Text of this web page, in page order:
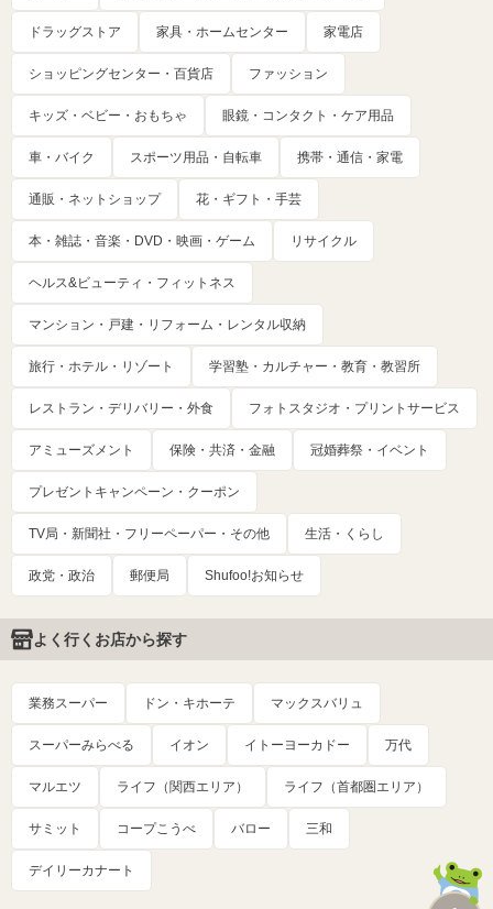
ドラッグストア 家具・ホームセンター 家電店
ショッピングセンター・百貨店 ファッション
キッズ・ベビー・おもちゃ 眼鏡・コンタクト・ケア用品
車・バイク スポーツ用品・自転車 携帯・通信・家電
通販・ネットショップ 花・ギフト・手芸
本・雑誌・音楽・DVD・映画・ゲーム リサイクル
ヘルス&ビューティ・フィットネス
マンション・戸建・リフォーム・レンタル収納
旅行・ホテル・リゾート 学習塾・カルチャー・教育・教習所
レストラン・デリバリー・外食 フォトスタジオ・プリントサービス
アミューズメント 保険・共済・金融 冠婚葬祭・イベント
プレゼントキャンペーン・クーポン
TV局・新聞社・フリーペーパー・その他 生活・くらし
政党・政治 郵便局 Shufoo!お知らせ
よく行くお店から探す
業務スーパー ドン・キホーテ マックスバリュ
スーパーみらべる イオン イトーヨーカドー 万代
マルエツ ライフ（関西エリア） ライフ（首都圏エリア）
サミット コープこうべ バロー 三和
デイリーカナート